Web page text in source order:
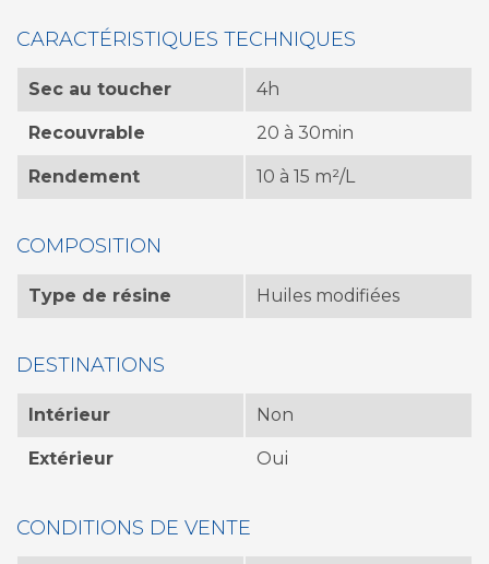
CARACTÉRISTIQUES TECHNIQUES
Sec au toucher 4h
Recouvrable 20 à 30min
Rendement 10 à 15 m²/L
COMPOSITION
Type de résine Huiles modifiées
DESTINATIONS
Intérieur Non
Extérieur Oui
CONDITIONS DE VENTE